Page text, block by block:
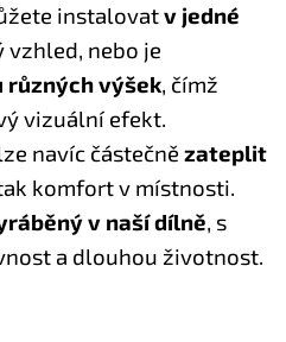
instalovatv jedné
vzhled, nebo je
různých výšek, čímž
vizuální efekt.
navíc částečně zateplit
komfort v místnosti.
v naší dílně, s
a dlouhou životnost.